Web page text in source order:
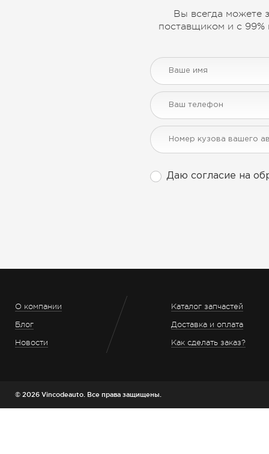
Вы всегда можете
поставщиком и с 99%
Даю согласие на
О компании
Блог
Новости
Каталог запчастей
Доставка и оплата
Как сделать заказ?
© 2026 Vincodeauto. Все права защищены.